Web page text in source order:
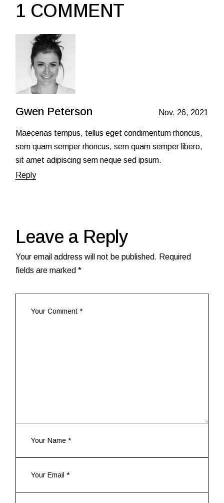
1 COMMENT
Gwen Peterson Nov. 26, 2021
Maecenas tempus, tellus eget condimentum rhoncus,
sem quam semper rhoncus, sem quam semper libero,
sit amet adipiscing sem neque sed ipsum.
Reply
Leave a Reply
Your email address will not be published. Required
fields are marked*